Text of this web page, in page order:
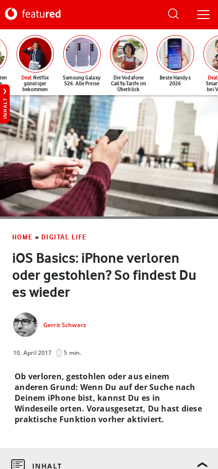
Deal: Netflix
günstiger
bekommen
Samsung Galaxy
S26: Alle Preise
Die Vodafone
CallYa-Tarife im
Überblick
Beste Handys
2026
Deal
bei
INHALT
HOME » DIGITAL LIFE
iOS Basics: iPhone verloren
oder gestohlen? So findest Du
es wieder
Gerrit Schwerz
10. April 2017 5 min.
Ob verloren, gestohlen oder aus einem
anderen Grund: Wenn Du auf der Suche nach
Deinem iPhone bist, kannst Du es in
Windeseile orten. Vorausgesetzt, Du hast diese
praktische Funktion vorher aktiviert.